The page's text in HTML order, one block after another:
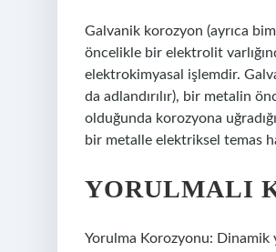
Galvanik korozyon (ayrıca
öncelikle bir elektrolit
elektrokimyasal işlemdir.
da adlandırılır), bir metalin
olduğunda korozyona
bir metalle elektriksel temas
YORULMALI
Yorulma Korozyonu: Dinamik